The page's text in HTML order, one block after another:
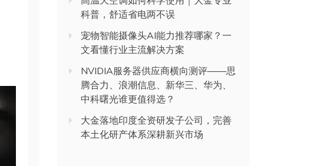
科普，舒适省电两不误
宠物智能摄像头AI能力推荐哪家？一
文看懂行业主流解决方案
NVIDIA服务器供应商横向测评——思
腾合力、浪潮信息、新华三、华为、
中科曙光谁更值得选？
大金落地印度全资研发子公司，完善
本土化研产体系深耕新兴市场